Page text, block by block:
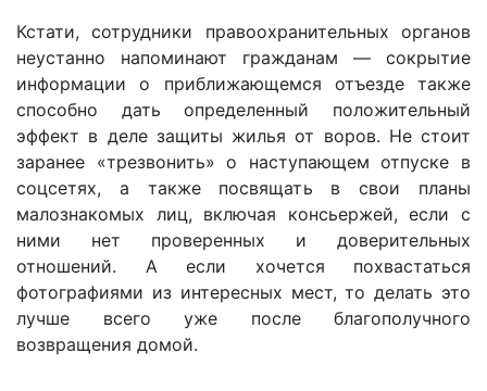
Кстати, сотрудники правоохранительных органов
неустанно напоминают гражданам — сокрытие
информации о приближающемся отъезде также
способно дать определенный положительный
эффект в деле защиты жилья от воров. Не стоит
заранее «трезвонить» о наступающем отпуске в
соцсетях, а также посвящать в свои планы
малознакомых лиц, включая консьержей, если с
ними нет проверенных и доверительных
отношений. А если хочется похвастаться
фотографиями из интересных мест, то делать это
лучше всего уже после благополучного
возвращения домой.